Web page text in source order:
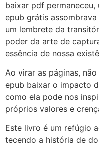
baixar pdf
epub grátis
um lembrete da
poder da arte de
essência de nossa
Ao virar as páginas,
epub baixar o impacto
como ela pode nos
próprios valores e
Este livro é um refúgio
tecendo a história de